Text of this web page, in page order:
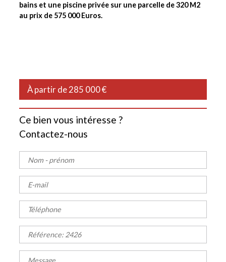
bains et une piscine privée sur une parcelle de 320 M2
au prix de 575 000 Euros.
À partir de 285 000 €
Ce bien vous intéresse ?
Contactez-nous